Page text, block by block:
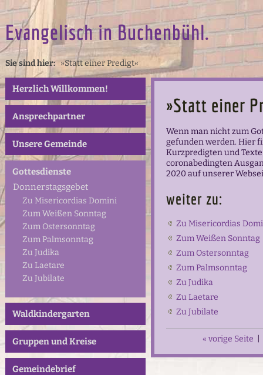
Evangelisch in Buchenbühl.
Sie sind hier:»Statt einer Predigt«
Herzlich Willkommen!
Ansprechpartner
Unsere Gemeinde
Gottesdienste
Donnerstagsgebet
Zu Misericordias Domini
Zum Weißen Sonntag
Zum Ostersonntag
Zum Palmsonntag
Zu Judika
Zu Laetare
Zu Jubilate
Waldkindergarten
Gruppen und Kreise
Gemeindebrief
»Statt einer
Wenn man nicht zum
gefunden werden. Hier
Kurzpredigten und
coronabedingten
2020 auf unserer
weiter zu:
Zu Misericordias
Zum Weißen Sonntag
Zum Ostersonntag
Zum Palmsonntag
Zu Judika
Zu Laetare
Zu Jubilate
« vorige Seite